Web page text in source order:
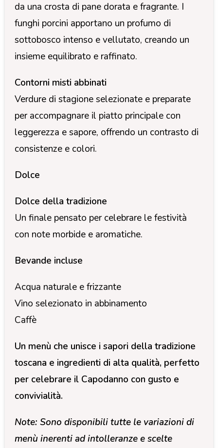
da una crosta di pane dorata e fragrante. I
funghi porcini apportano un profumo di
sottobosco intenso e vellutato, creando un
insieme equilibrato e raffinato.
Contorni misti abbinati
Verdure di stagione selezionate e preparate
per accompagnare il piatto principale con
leggerezza e sapore, offrendo un contrasto di
consistenze e colori.
Dolce
Dolce della tradizione
Un finale pensato per celebrare le festività
con note morbide e aromatiche.
Bevande incluse
Acqua naturale e frizzante
Vino selezionato in abbinamento
Caffè
Un menù che unisce i sapori della tradizione
toscana e ingredienti di alta qualità, perfetto
per celebrare il Capodanno con gusto e
convivialità.
Note: Sono disponibili tutte le variazioni di
menù inerenti ad intolleranze e scelte